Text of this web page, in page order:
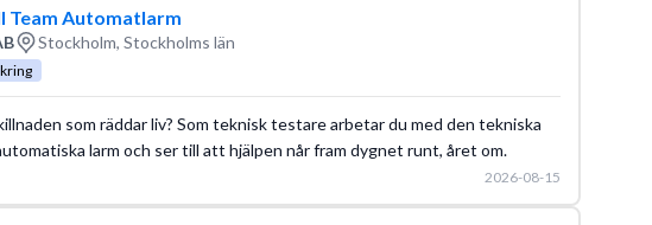
Team Automatlarm
Stockholm, Stockholms län
som räddar liv? Som teknisk testare arbetar du med den tekniska
larm och ser till att hjälpen når fram dygnet runt, året om.
2026-08-15